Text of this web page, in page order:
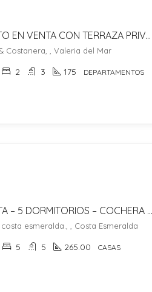
DEPARTAMENTO EN VENTA CON TERRAZA PRIVADA FRENTE AL MAR – VALERIA DEL MAR
Costanera, , Valeria del Mar
2 3 175 DEPARTAMENTOS
CASA EN VENTA – 5 DORMITORIOS – COCHERA – COSTA ESMERALDA GOLF 2 LOTE 600.
esmeralda., , Costa Esmeralda
5 5 265.00 CASAS